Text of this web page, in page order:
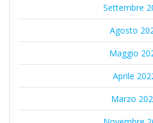
Settembre
Agosto
Maggio
Aprile
Marzo